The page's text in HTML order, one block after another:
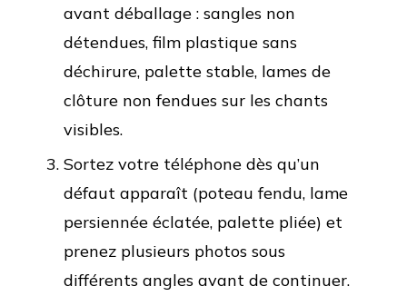
avant déballage : sangles non
détendues, film plastique sans
déchirure, palette stable, lames de
clôture non fendues sur les chants
visibles.
Sortez votre téléphone dès qu’un
défaut apparaît (poteau fendu, lame
persiennée éclatée, palette pliée) et
prenez plusieurs photos sous
différents angles avant de continuer.